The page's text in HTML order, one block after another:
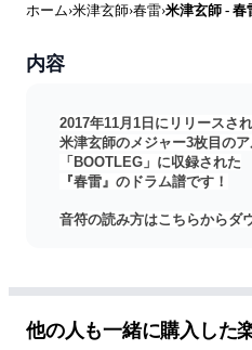
ホーム›米津玄師›春雷›
内容
2017年11月1日にリリースさ
米津玄師のメジャー3枚目の
「BOOTLEG」に収録された
『春雷』のドラム譜です！
音符の読み方はこちらからダ
繰り返しマークのないバージ
他の人も一緒に購入した